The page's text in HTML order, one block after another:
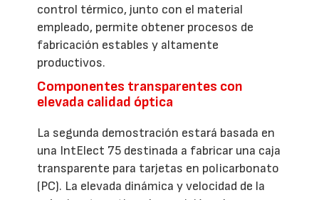
control térmico, junto con el material
empleado, permite obtener procesos de
fabricación estables y altamente
productivos.
Componentes transparentes con
elevada calidad óptica
La segunda demostración estará basada en
una IntElect 75 destinada a fabricar una caja
transparente para tarjetas en policarbonato
(PC). La elevada dinámica y velocidad de la